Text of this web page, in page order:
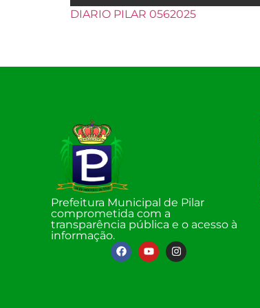
DIARIO PILAR 0562025
Prefeitura Municipal de Pilar
comprometida com a
transparência pública e o acesso à
informação.